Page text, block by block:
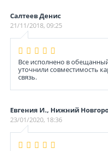
Салтеев Денис
21/11/2018, 09:25
Все исполнено в
уточнили совместимость
связь.
Евгения И., Нижний
23/01/2020, 18:36